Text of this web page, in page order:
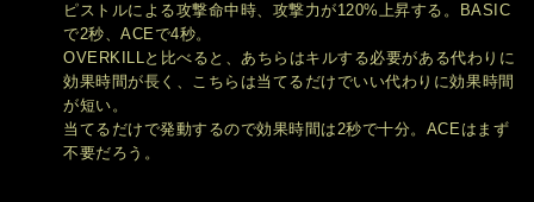
ピストルによる攻撃命中時、攻撃力が120%上昇する。BASIC
で2秒、ACEで4秒。
OVERKILLと比べると、あちらはキルする必要がある代わりに
効果時間が長く、こちらは当てるだけでいい代わりに効果時間
が短い。
当てるだけで発動するので効果時間は2秒で十分。ACEはまず
不要だろう。